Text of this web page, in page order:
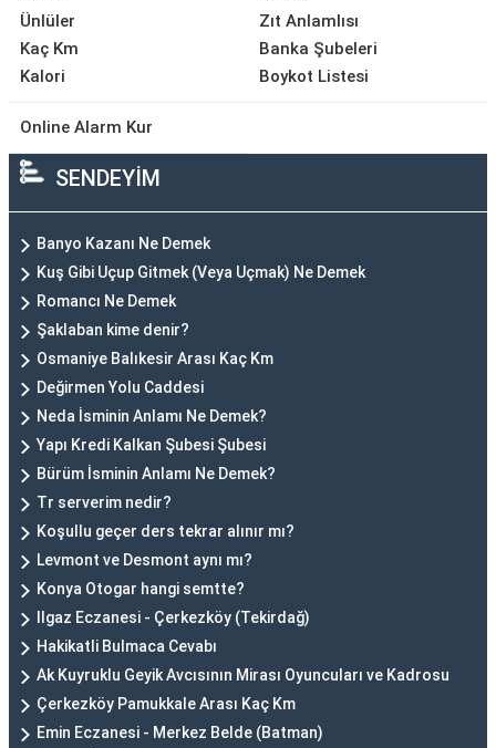
Ünlüler
Kaç Km
Kalori
Zıt Anlamlısı
Banka Şubeleri
Boykot Listesi
Online Alarm Kur
SENDEYİM
Banyo Kazanı Ne Demek
Kuş Gibi Uçup Gitmek (Veya Uçmak) Ne Demek
Romancı Ne Demek
Şaklaban kime denir?
Osmaniye Balıkesir Arası Kaç Km
Değirmen Yolu Caddesi
Neda İsminin Anlamı Ne Demek?
Yapı Kredi Kalkan Şubesi Şubesi
Bürüm İsminin Anlamı Ne Demek?
Tr serverim nedir?
Koşullu geçer ders tekrar alınır mı?
Levmont ve Desmont aynı mı?
Konya Otogar hangi semtte?
Ilgaz Eczanesi - Çerkezköy (Tekirdağ)
Hakikatli Bulmaca Cevabı
Ak Kuyruklu Geyik Avcısının Mirası Oyuncuları ve Kadrosu
Çerkezköy Pamukkale Arası Kaç Km
Emin Eczanesi - Merkez Belde (Batman)